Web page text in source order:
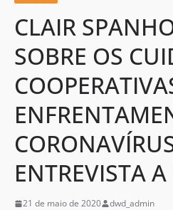
CLAIR
SOBRE OS
ENTREVISTA A
21 de maio de 2020 dwd_admin